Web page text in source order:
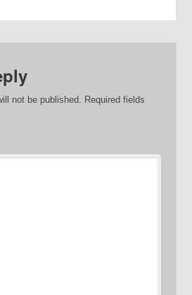
not be published.
Required fields